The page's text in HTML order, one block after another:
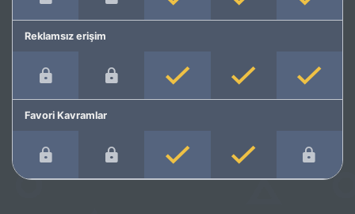
Reklamsız erişim
Favori Kavramlar